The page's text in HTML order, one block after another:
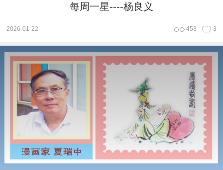
每周一星----杨良义
2026-01-22 453 3